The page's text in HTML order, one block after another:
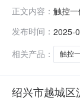
正文内容： 触控
发布时间： 2025-
相关产品：
触控
绍兴市越城区